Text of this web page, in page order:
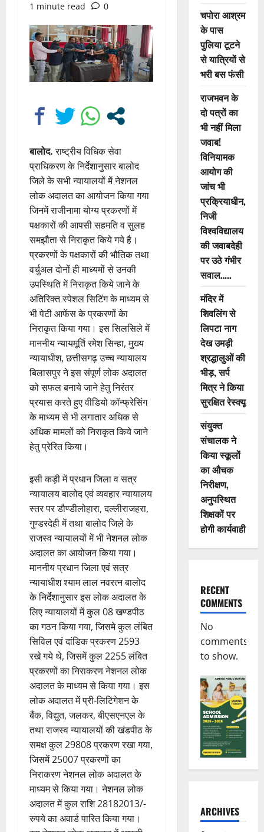
1 minute read
0
बालोद.राष्ट्रीय विधिक सेवा
प्राधिकरण के निर्देशानुसार बालोद
जिले के सभी न्यायालयों में नेशनल
लोक अदालत का आयोजन किया गया
जिनमें राजीनामा योग्य प्रकरणों में
पक्षकारों की आपसी सहमति व सुलह
समझौता से निराकृत किये गये है।
प्रकरणों के पक्षकारों की भौतिक तथा
वर्चुअल दोनों ही माध्यमों से उनकी
उपस्थिति में निराकृत किये जाने के
अतिरिक्त स्पेशल सिटिंग के माध्यम से
भी पेटी आफेंस के प्रकरणों केा
निराकृत किया गया। इस सिलसिले में
माननीय न्यायमूर्ति रमेश सिन्हा, मुख्य
न्यायाधीश, छत्तीसगढ़ उच्च न्यायालय
बिलासपुर ने इस संपूर्ण लोक अदालत
को सफल बनाये जाने हेतु निरंतर
प्रयास करते हुए वीडियो कॉन्फ्रेसिंग
के माध्यम से भी लगातार अधिक से
अधिक मामलों को निराकृत किये जाने
हेतु प्रेरित किया।
इसी कड़ी में प्रधान जिला व सत्र
न्यायालय बालोद एवं व्यवहार न्यायालय
स्तर पर डौण्डीलोहारा, दल्लीराजहरा,
गुण्डरदेही में तथा बालोद जिले के
राजस्व न्यायालयों में भी नेशनल लोक
अदालत का आयोजन किया गया।
माननीय प्रधान जिला एवं सत्र
न्यायाधीश श्याम लाल नवरत्न बालोद
के निर्देशानुसार इस लोक अदालत के
लिए न्यायालयों में कुल 08 खण्डपीठ
का गठन किया गया, जिसमे कुल लंबित
सिविल एवं दांडिक प्रकरण 2593
रखे गये थे, जिसमें कुल 2255 लंबित
प्रकरणों का निराकरण नेशनल लोक
अदालत के माध्यम से किया गया। इस
लोक अदालत में प्री-लिटिगेशन के
बैंक, विद्युत, जलकर, बीएसएनएल के
तथा राजस्व न्यायालयों की खंडपीठ के
समक्ष कुल 29808 प्रकरण रखा गया,
जिसमें 25007 प्रकरणों का
निराकरण नेशनल लोक अदालत के
माध्यम से किया गया। नेशनल लोक
अदालत में कुल राशि 28182013/-
रुपये का अवार्ड पारित किया गया।
चपोरा आश्रम
के पास
पुलिया टूटने
से यात्रियों से
भरी बस फंसी
राजभवन के
दो पत्रों का
भी नहीं मिला
जवाब!
विनियामक
आयोग की
जांच भी
प्रक्रियाधीन,
निजी
विश्वविद्यालय
की जवाबदेही
पर उठे गंभीर
सवाल…..
मंदिर में
शिवलिंग से
लिपटा नाग
देख उमड़ी
श्रद्धालुओं की
भीड़, सर्प
मित्र ने किया
सुरक्षित रेस्क्यू
संयुक्त
संचालक ने
किया स्कूलों
का औचक
निरीक्षण,
अनुपस्थित
शिक्षकों पर
होगी कार्यवाही
RECENT
COMMENTS
No
comments
to show.
ARCHIVES